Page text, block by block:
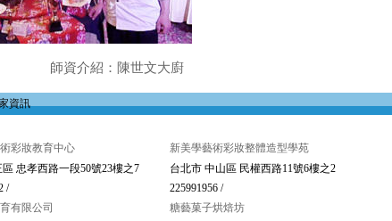
紹：陳世文大廚
資訊
彩妝教育中心
忠孝西路一段50號23樓之7
/
新美學藝術彩妝整體造型學苑
台北市 中山區 民權西路11號6樓之2
225991956 /
有限公司
糖藝菓子烘焙坊